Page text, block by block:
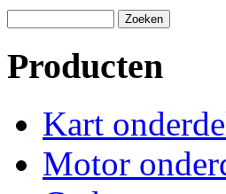
Producten
Kart
Motor